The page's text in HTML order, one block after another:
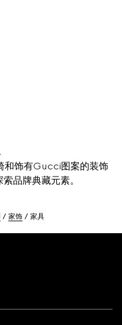
和饰有Gucci图案的装饰
品牌典藏元素。
家饰 家具